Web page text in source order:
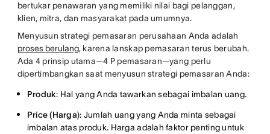
bertukar penawaran yang memiliki nilai bagi pelanggan,
klien, mitra, dan masyarakat pada umumnya.
Menyusun strategi pemasaran perusahaan Anda adalah
proses berulang, karena lanskap pemasaran terus berubah.
Ada 4 prinsip utama—4 P pemasaran—yang perlu
dipertimbangkan saat menyusun strategi pemasaran Anda:
Produk: Hal yang Anda tawarkan sebagai imbalan uang.
Price (Harga): Jumlah uang yang Anda minta sebagai
imbalan atas produk. Harga adalah faktor penting untuk